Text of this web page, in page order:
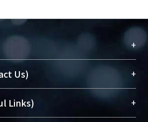
+
大學之列，為永久珍藏及向國際
究成果及學術能量，圖書館整合
與學術庫（AH）不同功能平
典藏NTU scholars。期能整合研
Us) +
Library)
員(Medical Library)
Links) +